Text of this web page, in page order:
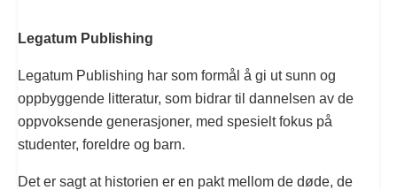
Legatum Publishing
Legatum Publishing har som formål å gi ut sunn og
oppbyggende litteratur, som bidrar til dannelsen av de
oppvoksende generasjoner, med spesielt fokus på
studenter, foreldre og barn.
Det er sagt at historien er en pakt mellom de døde, de